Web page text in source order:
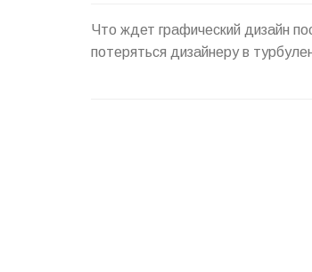
Что ждет графический дизайн
потеряться дизайнеру в